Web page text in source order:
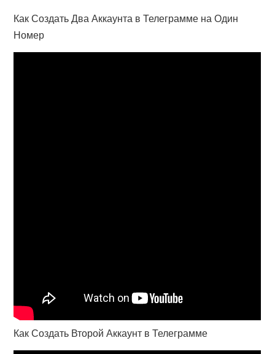
Как Создать Два Аккаунта в Телеграмме на Один
Номер
Как Создать Второй Аккаунт в Телеграмме